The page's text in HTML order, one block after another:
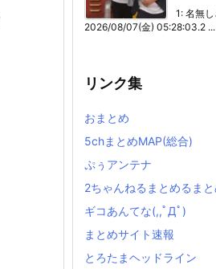
1: 名無
2026/08/07(金) 05:28:03.2 ...
リンク集
おまとめ
5chまとめMAP(総合)
ぷぅアンテナ
2ちゃんねるまとめるまと
ギコあんてな(,,ﾟДﾟ)
まとめサイト速報
とろたまヘッドライン